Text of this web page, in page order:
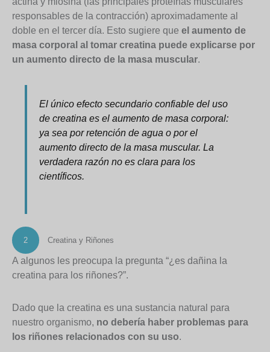
responsables de la contracción) aproximadamente al
doble en el tercer día. Esto sugiere que el aumento de
masa corporal al tomar creatina puede explicarse por
un aumento directo de la masa muscular.
El único efecto secundario confiable del uso
de creatina es el aumento de masa corporal:
ya sea por retención de agua o por el
aumento directo de la masa muscular. La
verdadera razón no es clara para los
científicos.
2 Creatina y Riñones
A algunos les preocupa la pregunta “¿es dañina la
creatina para los riñones?”.
Dado que la creatina es una sustancia natural para
nuestro organismo, no debería haber problemas para
los riñones relacionados con su uso.